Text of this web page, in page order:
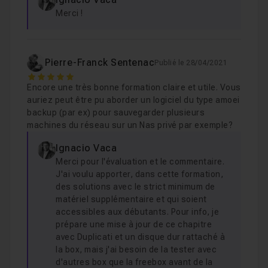
dans la vie informatique,
Sécuriser la configuration d'un ordinateur Windows,
Chiffrer son disque dur et ses données,
Échanger des fichiers confidentiels en toute
sécurité,
Appliquer des règles de sécurité aux dispositifs USB.
Valider vos connaissances grâce à unQCMde fin de
Personnellement, j'ai plus de 15 ans de souvenirs et
toutes mes informations d'état civil et financières
stockées sur mon ordinateur.
Merci !
Pierre-Franck Sentenac Publié le 28/04/2021
5
Encore une très bonne formation claire et utile. Vous
auriez peut être pu aborder un logiciel du type amoei
backup (par ex) pour sauvegarder plusieurs
machines du réseau sur un Nas privé par exemple?
Ignacio Vaca
Merci pour l'évaluation et le commentaire.
J'ai voulu apporter, dans cette formation,
des solutions avec le strict minimum de
matériel supplémentaire et qui soient
accessibles aux débutants. Pour info, je
prépare une mise à jour de ce chapitre
avec Duplicati et un disque dur rattaché à
la box, mais j'ai besoin de la tester avec
d'autres box que la freebox avant de la